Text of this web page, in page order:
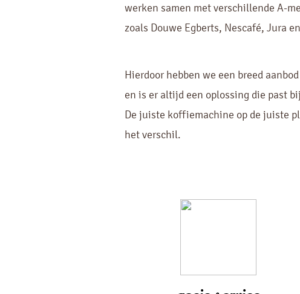
werken samen met verschillende A-
zoals Douwe Egberts, Nescafé, Jura
Hierdoor hebben we een breed
en is er altijd een oplossing die past
De juiste koffiemachine op de juiste
het verschil.